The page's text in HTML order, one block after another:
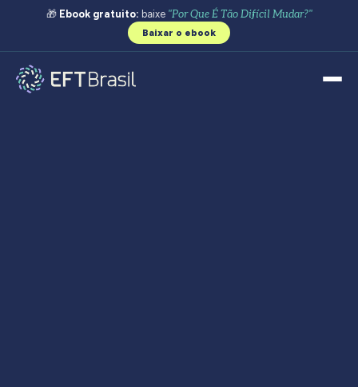
🎁 Ebook gratuito: baixe "Por Que É Tão Difícil Mudar?"
Baixar o ebook